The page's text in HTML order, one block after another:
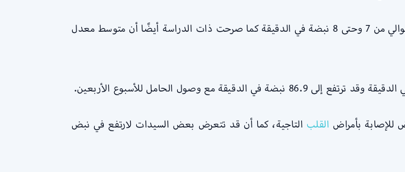
قد أوضحت إحدى الدراسات أنه في المتوسط ترتفع نسبة ضربات قلب للمرأة الحامل بحوالي من 7 وحتى 8 نبضة في الدقيقة كما صرحت ذات الدراسة أيضًا أن متوسط معدل
للإصابة بأمراض القلبالتاجية، كما أن قد تتعرض بعض السيدات لارتفع في نبض